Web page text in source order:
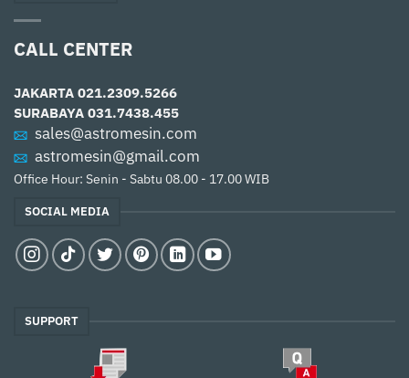
CALL CENTER
JAKARTA 021.2309.5266
SURABAYA 031.7438.455
sales@astromesin.com
astromesin@gmail.com
Office Hour: Senin - Sabtu 08.00 - 17.00 WIB
SOCIAL MEDIA
SUPPORT